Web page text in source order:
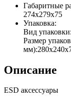
Габаритные
274x279x75
Упаковка:
Вид
Размер
Описание
ESD аксессуары